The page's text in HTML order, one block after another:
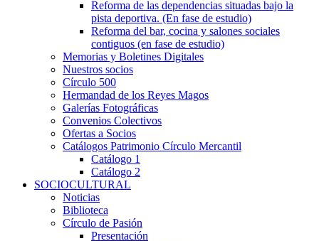
Reforma de las dependencias situadas bajo la
pista deportiva. (En fase de estudio)
Reforma del bar, cocina y salones sociales
contiguos (en fase de estudio)
Memorias y Boletines Digitales
Nuestros socios
Círculo 500
Hermandad de los Reyes Magos
Galerías Fotográficas
Convenios Colectivos
Ofertas a Socios
Catálogos Patrimonio Círculo Mercantil
Catálogo 1
Catálogo 2
SOCIOCULTURAL
Noticias
Biblioteca
Círculo de Pasión
Presentación